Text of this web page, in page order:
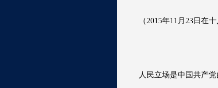
（2015年11月23日在
人民立场是中国共产